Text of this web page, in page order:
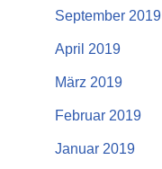
September 2019
April 2019
März 2019
Februar 2019
Januar 2019